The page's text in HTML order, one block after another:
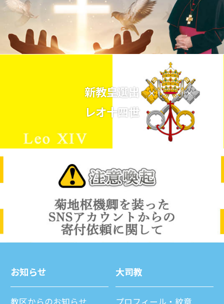
新教皇選出
レオ十四世
お知らせ
教区からのお知らせ
⼤司教
プロフィール・紋章